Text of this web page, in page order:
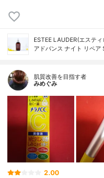
ESTEE LAUDER(エステ
アドバンス ナイト リペア
肌質改善を目指す者
みめぐみ
2.00